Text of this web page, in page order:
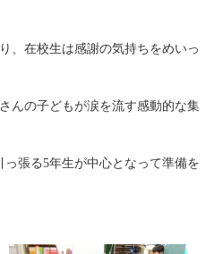
、在校生は感謝の気持ちをめいっ
んの子どもが涙を流す感動的な集
張る5年生が中心となって準備を